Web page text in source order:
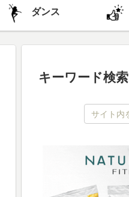
ダンス
キーワード検索